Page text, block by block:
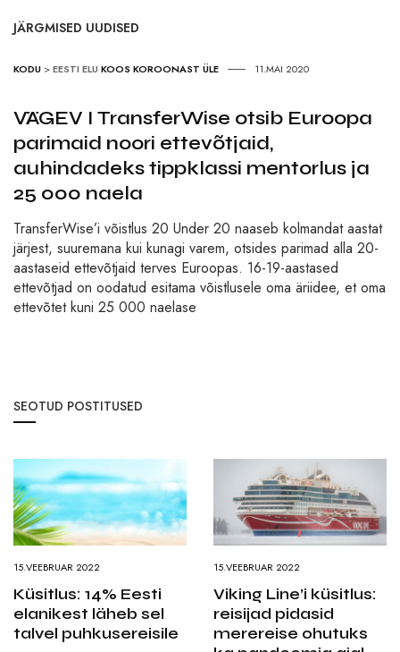
JÄRGMISED UUDISED
KODU >EESTI ELU KOOS KOROONAST ÜLE 11.MAI 2020
VÄGEV I TransferWise otsib Euroopa
parimaid noori ettevõtjaid,
auhindadeks tippklassi mentorlus ja
25 000 naela
TransferWise’i võistlus 20 Under 20 naaseb kolmandat aastat
järjest, suuremana kui kunagi varem, otsides parimad alla 20-
aastaseid ettevõtjaid terves Euroopas. 16-19-aastased
ettevõtjad on oodatud esitama võistlusele oma äriidee, et oma
ettevõtet kuni 25 000 naelase
SEOTUD POSTITUSED
15.VEEBRUAR 2022
Küsitlus: 14% Eesti
elanikest läheb sel
talvel puhkusereisile
15.VEEBRUAR 2022
Viking Line’i küsitlus:
reisijad pidasid
merereise ohutuks